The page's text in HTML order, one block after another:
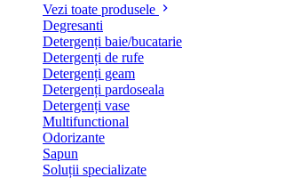
Vezi toate produsele
Degresanti
Detergenți baie/bucatarie
Detergenți de rufe
Detergenți geam
Detergenți pardoseala
Detergenți vase
Multifunctional
Odorizante
Sapun
Soluții specializate